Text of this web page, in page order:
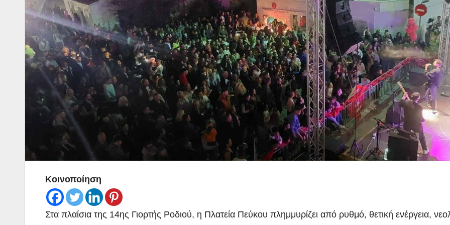
Κοινοποίηση
Στα πλαίσια της 14ης Γιορτής Ροδιού, η Πλατεία Πεύκου πλημμυρίζει από ρυθμό, θετική ενέργεια,